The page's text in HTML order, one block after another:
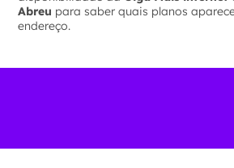
Abreu para saber quais planos
endereço.